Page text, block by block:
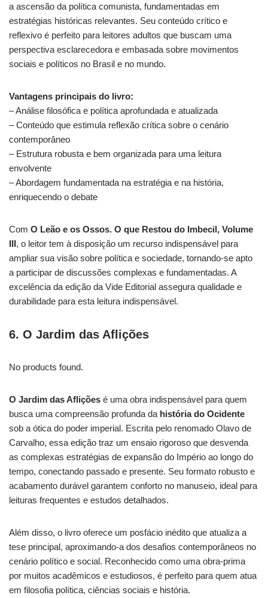
a ascensão da política comunista, fundamentadas em
estratégias históricas relevantes. Seu conteúdo crítico e
reflexivo é perfeito para leitores adultos que buscam uma
perspectiva esclarecedora e embasada sobre movimentos
sociais e políticos no Brasil e no mundo.
Vantagens principais do livro:
– Análise filosófica e política aprofundada e atualizada
– Conteúdo que estimula reflexão crítica sobre o cenário
contemporâneo
– Estrutura robusta e bem organizada para uma leitura
envolvente
– Abordagem fundamentada na estratégia e na história,
enriquecendo o debate
Com O Leão e os Ossos. O que Restou do Imbecil, Volume
III, o leitor tem à disposição um recurso indispensável para
ampliar sua visão sobre política e sociedade, tornando-se apto
a participar de discussões complexas e fundamentadas. A
excelência da edição da Vide Editorial assegura qualidade e
durabilidade para esta leitura indispensável.
6. O Jardim das Aflições
No products found.
O Jardim das Aflições é uma obra indispensável para quem
busca uma compreensão profunda da história do Ocidente
sob a ótica do poder imperial. Escrita pelo renomado Olavo de
Carvalho, essa edição traz um ensaio rigoroso que desvenda
as complexas estratégias de expansão do Império ao longo do
tempo, conectando passado e presente. Seu formato robusto e
acabamento durável garantem conforto no manuseio, ideal para
leituras frequentes e estudos detalhados.
Além disso, o livro oferece um posfácio inédito que atualiza a
tese principal, aproximando-a dos desafios contemporâneos no
cenário político e social. Reconhecido como uma obra-prima
por muitos acadêmicos e estudiosos, é perfeito para quem atua
em filosofia política, ciências sociais e história.